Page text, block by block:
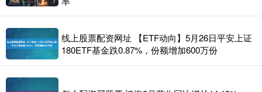
线上股票配资网址 【ETF动向】5月26日平安上证
180ETF基金跌0.87%，份额增加600万份